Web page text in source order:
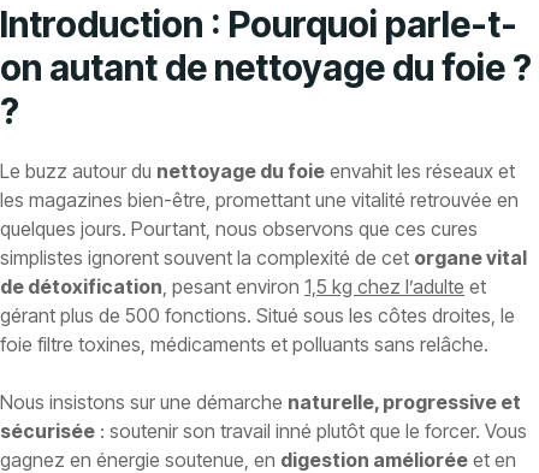
Introduction : Pourquoi parle-t-
on autant de nettoyage du foie ?
?
Le buzz autour du nettoyage du foie envahit les réseaux et
les magazines bien-être, promettant une vitalité retrouvée en
quelques jours. Pourtant, nous observons que ces cures
simplistes ignorent souvent la complexité de cet organe vital
de détoxification , pesant environ 1,5 kg chez l’adulte et
gérant plus de 500 fonctions. Situé sous les côtes droites, le
foie filtre toxines, médicaments et polluants sans relâche.
Nous insistons sur une démarche naturelle, progressive et
sécurisée : soutenir son travail inné plutôt que le forcer. Vous
gagnez en énergie soutenue, en digestion améliorée et en